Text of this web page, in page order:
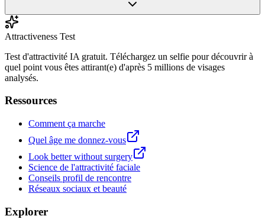
Attractiveness Test
Test d'attractivité IA gratuit. Téléchargez un selfie pour découvrir à
quel point vous êtes attirant(e) d'après 5 millions de visages
analysés.
Ressources
Comment ça marche
Quel âge me donnez-vous
Look better without surgery
Science de l'attractivité faciale
Conseils profil de rencontre
Réseaux sociaux et beauté
Explorer